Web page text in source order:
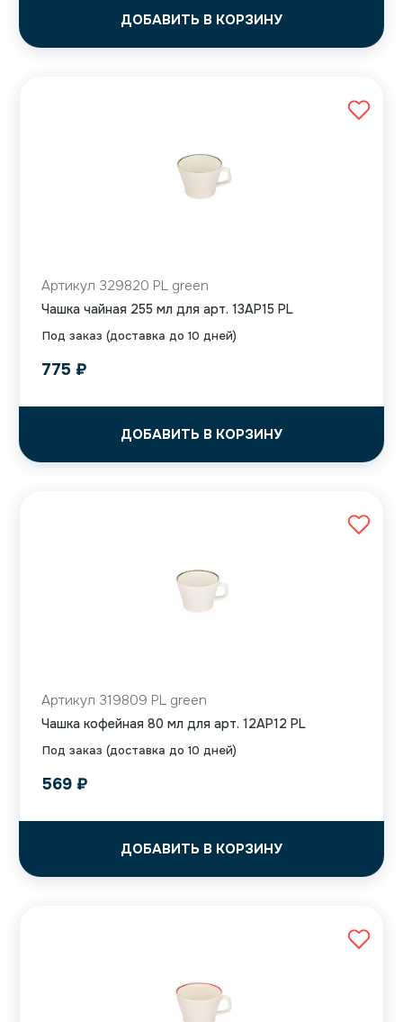
ДОБАВИТЬ В КОРЗИНУ
Под заказ (доставка до 10 дней)
Артикул 329820 PL green
Чашка чайная 255 мл для арт. 13AP15 PL
775 ₽
ДОБАВИТЬ В КОРЗИНУ
Под заказ (доставка до 10 дней)
Артикул 319809 PL green
Чашка кофейная 80 мл для арт. 12AP12 PL
569 ₽
ДОБАВИТЬ В КОРЗИНУ